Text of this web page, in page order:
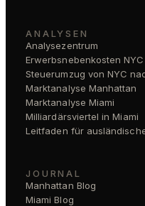
ANALYSEN
Analysezentrum
Erwerbsnebenkosten
Steuerumzug von NYC
Marktanalyse Manhattan
Marktanalyse Miami
Milliardärsviertel in Miami
Leitfaden für
JOURNAL
Manhattan Blog
Miami Blog